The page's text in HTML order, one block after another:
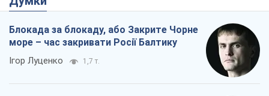
Блокада за блокаду, або Закрите Чорне
море – час закривати Росії Балтику
Ігор Луценко 1,7 т.